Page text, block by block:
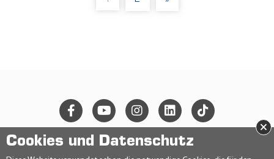
Cookies und Datenschutz
×